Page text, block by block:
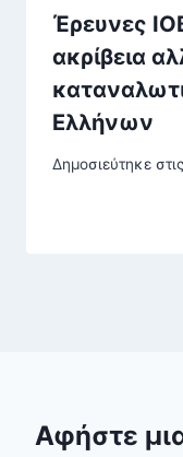
Έρευνες
ακρίβεια
Ελλήνων
Δημοσιεύτηκε στις
Αφήστε